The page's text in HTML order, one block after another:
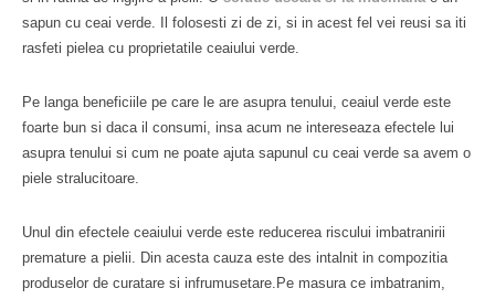
sapun cu ceai verde. Il folosesti zi de zi, si in acest fel vei reusi sa iti
rasfeti pielea cu proprietatile ceaiului verde.
Pe langa beneficiile pe care le are asupra tenului, ceaiul verde este
foarte bun si daca il consumi, insa acum ne intereseaza efectele lui
asupra tenului si cum ne poate ajuta sapunul cu ceai verde sa avem o
piele stralucitoare.
Unul din efectele ceaiului verde este reducerea riscului imbatranirii
premature a pielii. Din acesta cauza este des intalnit in compozitia
produselor de curatare si infrumusetare.Pe masura ce imbatranim,